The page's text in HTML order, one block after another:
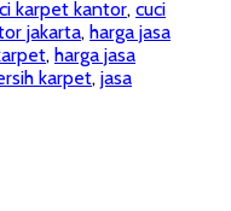
karpet kantor, cuci
jakarta, harga jasa
, harga jasa
karpet, jasa